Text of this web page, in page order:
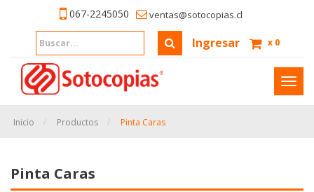
067-2245050 ventas@sotocopias.cl
Ingresar x 0
Inicio Productos Pinta Caras
Pinta Caras